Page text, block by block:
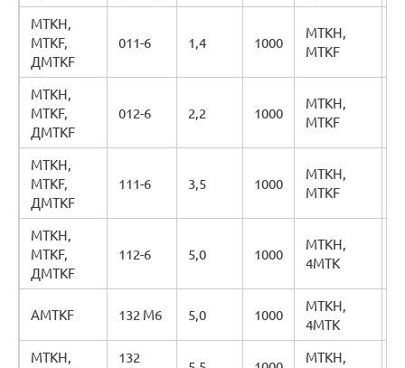
МТКН,
MTKF,
ДМТKF
011-6 1,4 1000
МТКН,
MTKF
МТКН,
MTKF,
ДМТKF
012-6 2,2 1000
МТКН,
MTKF
МТКН,
MTKF,
ДМТKF
111-6 3,5 1000
МТКН,
MTKF
МТКН,
MTKF,
ДМТKF
112-6 5,0 1000
МТКН,
4МТК
AMTKF 132 М6 5,0 1000
МТКН,
4МТК
МТКН,
132
МТКН,